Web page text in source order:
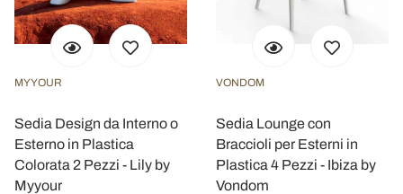
MYYOUR
Sedia Design da Interno o
Esterno in Plastica
Colorata 2 Pezzi - Lily by
Myyour
VONDOM
Sedia Lounge con
Braccioli per Esterni in
Plastica 4 Pezzi - Ibiza by
Vondom